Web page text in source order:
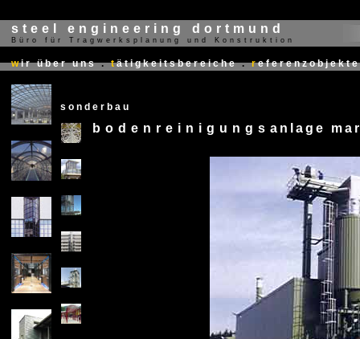
steel engineering dortmund
Büro für Tragwerksplanung und Konstruktion
wir über uns . tätigkeitsbereiche . referenzobjekte
sonderbau
X
bodenreinigungsanlage